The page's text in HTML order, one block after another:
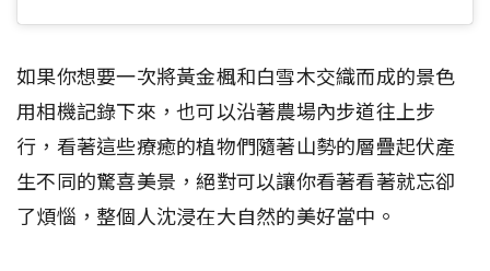
如果你想要一次將黃金楓和白雪木交織而成的景色
用相機記錄下來，也可以沿著農場內步道往上步
行，看著這些療癒的植物們隨著山勢的層疊起伏產
生不同的驚喜美景，絕對可以讓你看著看著就忘卻
了煩惱，整個人沈浸在大自然的美好當中。